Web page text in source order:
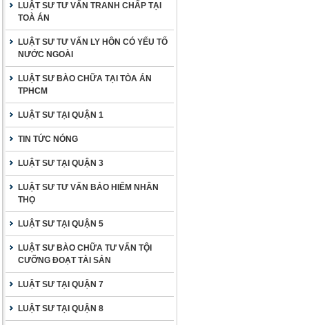
LUẬT SƯ TƯ VẤN TRANH CHẤP TẠI
TOÀ ÁN
LUẬT SƯ TƯ VẤN LY HÔN CÓ YẾU TỐ
NƯỚC NGOÀI
LUẬT SƯ BÀO CHỮA TẠI TÒA ÁN
TPHCM
LUẬT SƯ TẠI QUẬN 1
TIN TỨC NÓNG
LUẬT SƯ TẠI QUẬN 3
LUẬT SƯ TƯ VẤN BẢO HIỂM NHÂN
THỌ
LUẬT SƯ TẠI QUẬN 5
LUẬT SƯ BÀO CHỮA TƯ VẤN TỘI
CƯỠNG ĐOẠT TÀI SẢN
LUẬT SƯ TẠI QUẬN 7
LUẬT SƯ TẠI QUẬN 8